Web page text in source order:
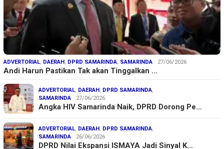
ADVERTORIAL, DAERAH , DPRD SAMARINDA, SAMARINDA 27/06/2026
Andi Harun Pastikan Tak akan Tinggalkan …
ADVERTORIAL, DAERAH , DPRD SAMARINDA,
SAMARINDA
27/06/2026
Angka HIV Samarinda Naik, DPRD Dorong Pe…
ADVERTORIAL, DAERAH , DPRD SAMARINDA,
SAMARINDA
26/06/2026
DPRD Nilai Ekspansi ISMAYA Jadi Sinyal K…